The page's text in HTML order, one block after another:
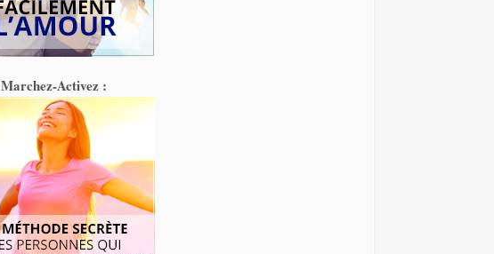
Marchez-Activez :